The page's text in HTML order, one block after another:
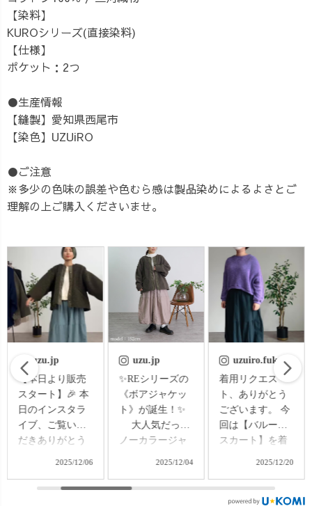
【染料】
KUROシリーズ(直接染料)
【仕様】
ポケット：2つ
●生産情報
【縫製】愛知県西尾市
【染色】UZUiRO
●ご注意
※多少の色味の誤差や色むら感は製品染めによるよさとご
理解の上ご購入くださいませ。
uzu.jp
✨REシリーズの
《ボアジャケッ
ト》が誕生！✨
大人気だった
ノーカラージャ
んと… ふわっふ
2025/12/04
uzuiro.fukuchan
着用リクエス
ト、ありがとう
ございます。 今
回は【バルーン
スカート】を着
「バルーンっ
2025/12/20
uzuiro.fukuchan
着用リクエス
ト、ありがとう
ございます。 今
回も【バルーン
スカート】を着
ムですが、 今回
は色違いを着て
2025/12/27